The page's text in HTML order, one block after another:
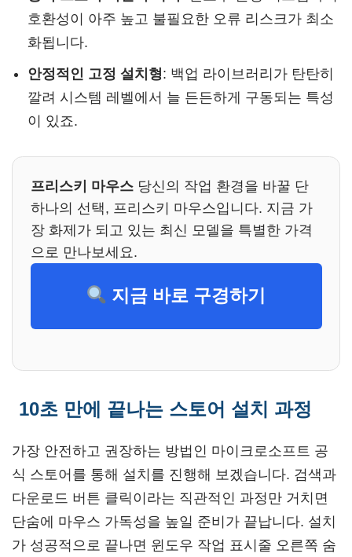
호환성이 아주 높고 불필요한 오류 리스크가 최소
화됩니다.
안정적인 고정 설치형: 백업 라이브러리가 탄탄히
깔려 시스템 레벨에서 늘 든든하게 구동되는 특성
이 있죠.
프리스키 마우스당신의 작업 환경을 바꿀 단
하나의 선택, 프리스키 마우스입니다. 지금 가
장 화제가 되고 있는 최신 모델을 특별한 가격
으로 만나보세요.
지금 바로 구경하기
10초 만에 끝나는 스토어 설치 과정
가장 안전하고 권장하는 방법인 마이크로소프트 공
식 스토어를 통해 설치를 진행해 보겠습니다. 검색과
다운로드 버튼 클릭이라는 직관적인 과정만 거치면
단숨에 마우스 가독성을 높일 준비가 끝납니다. 설치
가 성공적으로 끝나면 윈도우 작업 표시줄 오른쪽 숨